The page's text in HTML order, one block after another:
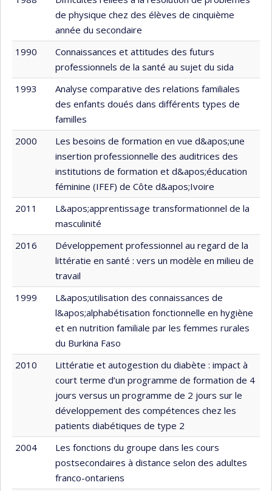
de physique chez des élèves de cinquième
année du secondaire
1990
Connaissances et attitudes des futurs
professionnels de la santé au sujet du sida
1993
Analyse comparative des relations familiales
des enfants doués dans différents types de
familles
2000
Les besoins de formation en vue d&apos;une
insertion professionnelle des auditrices des
institutions de formation et d&apos;éducation
féminine (IFEF) de Côte d&apos;Ivoire
2011
L&apos;apprentissage transformationnel de la
masculinité
2016
Développement professionnel au regard de la
littératie en santé : vers un modèle en milieu de
travail
1999
L&apos;utilisation des connaissances de
l&apos;alphabétisation fonctionnelle en hygiène
et en nutrition familiale par les femmes rurales
du Burkina Faso
2010
Littératie et autogestion du diabète : impact à
court terme d’un programme de formation de 4
jours versus un programme de 2 jours sur le
développement des compétences chez les
patients diabétiques de type 2
2004
Les fonctions du groupe dans les cours
postsecondaires à distance selon des adultes
franco-ontariens